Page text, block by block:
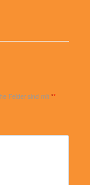
Felder sind mit *